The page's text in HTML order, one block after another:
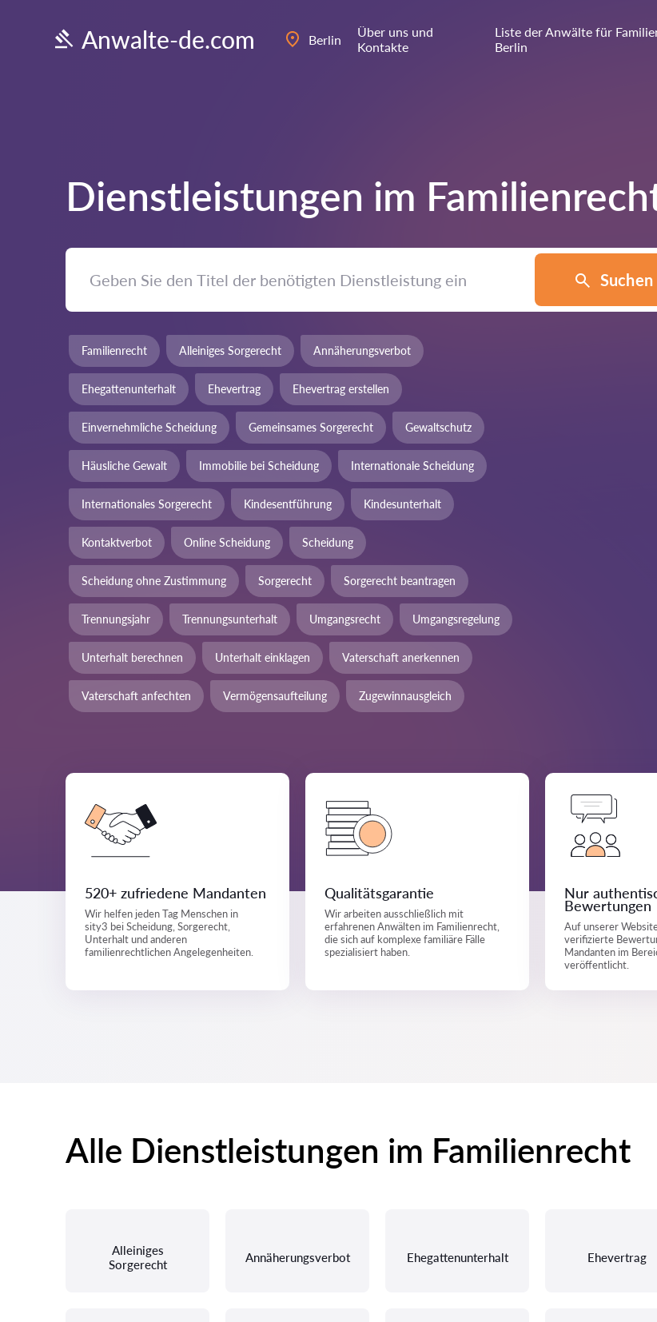
Anwalte-de.com Berlin
Über uns und
Kontakte
Liste der Anwälte für
Berlin
Dienstleistungen im
Suchen
Familienrecht Alleiniges Sorgerecht Annäherungsverbot
Ehegattenunterhalt Ehevertrag Ehevertrag erstellen
Einvernehmliche Scheidung Gemeinsames Sorgerecht Gewaltschutz
Häusliche Gewalt Immobilie bei Scheidung Internationale Scheidung
Internationales Sorgerecht Kindesentführung Kindesunterhalt
Kontaktverbot Online Scheidung Scheidung
Scheidung ohne Zustimmung Sorgerecht Sorgerecht beantragen
Trennungsjahr Trennungsunterhalt Umgangsrecht Umgangsregelung
Unterhalt berechnen Unterhalt einklagen Vaterschaft anerkennen
Vaterschaft anfechten Vermögensaufteilung Zugewinnausgleich
520+ zufriedene Mandanten
Wir helfen jeden Tag Menschen in
sity3 bei Scheidung, Sorgerecht,
Unterhalt und anderen
familienrechtlichen Angelegenheiten.
Qualitätsgarantie
Wir arbeiten ausschließlich mit
erfahrenen Anwälten im Familienrecht,
die sich auf komplexe familiäre Fälle
spezialisiert haben.
Nur
Bewertungen
Auf unserer
verifizierte
Mandanten im
veröffentlicht.
Alle Dienstleistungen im Familienrecht
Alleiniges
Sorgerecht
Annäherungsverbot Ehegattenunterhalt Ehevertrag